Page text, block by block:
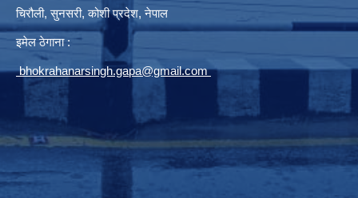
चिरौली, सुनसरी, कोशी प्रदेश, नेपाल
इमेल ठेगाना :
bhokrahanarsingh.gapa@gmail.com